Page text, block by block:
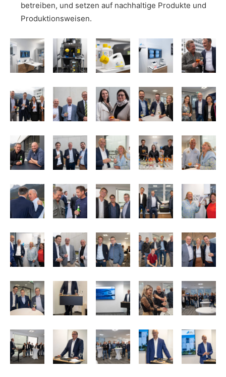
betreiben, und setzen auf nachhaltige Produkte und
Produktionsweisen.